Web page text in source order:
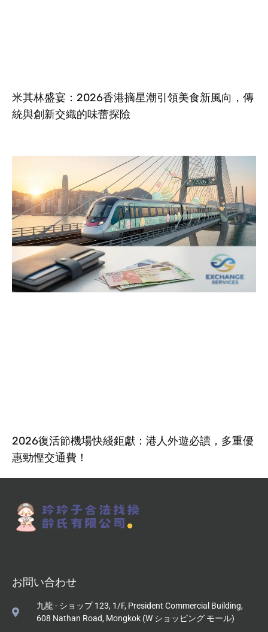
米其林盛宴：2026香港摘星潮引領美食新風向，傳
統與創新交織的味蕾探險
2026復活節機場快綫鉅獻：港人外遊必讀，多重優
惠勁慳交通費！
お問い合わせ
九龍 - ショップ 123, 1/F, President Commercial Building,
608 Nathan Road, Mongkok (W ショッピング モール)